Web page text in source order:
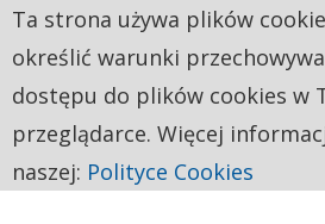
Ta strona używa plików
określić warunki
dostępu do plików cookies w
przeglądarce. Więcej
naszej: Polityce Cookies